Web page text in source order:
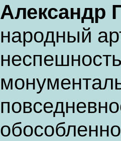
Александр
народный